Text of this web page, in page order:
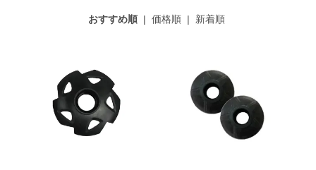
おすすめ順| 価格順| 新着順